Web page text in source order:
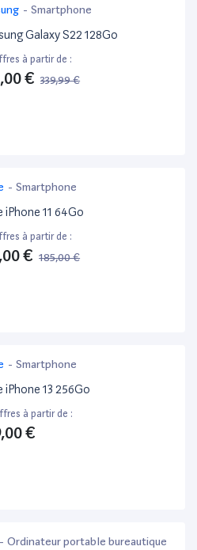
- Smartphone
Galaxy S22 128Go
à partir de :
€ 339,99 €
- Smartphone
iPhone 11 64Go
à partir de :
€ 185,00 €
- Smartphone
iPhone 13 256Go
à partir de :
€
- Ordinateur portable bureautique